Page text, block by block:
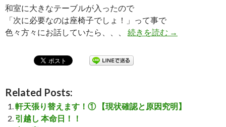
和室に大きなテーブルが入ったので
「次に必要なのは座椅子でしょ！」って事で
色々方々にお話していたら、、、 続きを読む 貰っちゃった♪
→
Related Posts:
軒天張り替えます！① 【現状確認と原因究明】
引越し 本命日！！